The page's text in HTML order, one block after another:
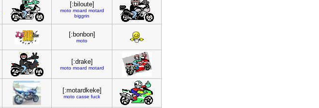
[:biloute]
moto moard motard
biggrin
[:bonbon]
moto
[:drake]
moto moard motard
[:motardkeke]
moto casse fuck